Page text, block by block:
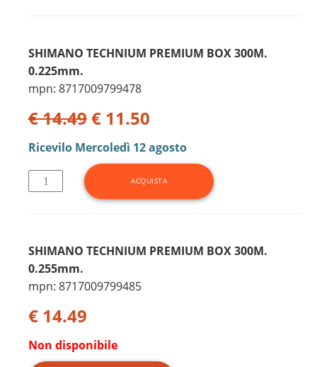
SHIMANO TECHNIUM PREMIUM BOX 300M.
0.225mm.
mpn: 8717009799478
€ 14.49€ 11.50
Ricevilo Mercoledì 12 agosto
SHIMANO TECHNIUM PREMIUM BOX 300M.
0.255mm.
mpn: 8717009799485
€ 14.49
Non disponibile